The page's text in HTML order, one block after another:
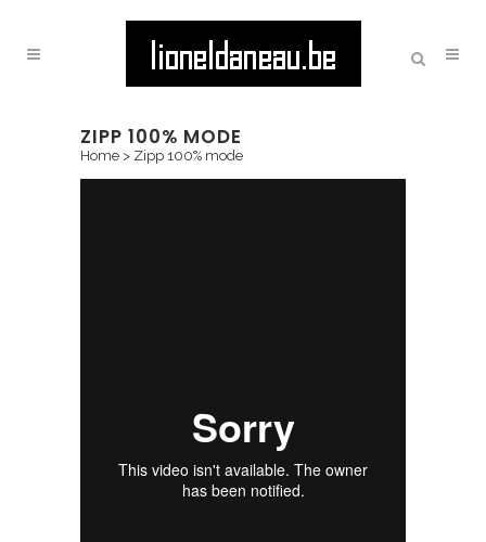
ZIPP 100% MODE
Home > Zipp 100% mode